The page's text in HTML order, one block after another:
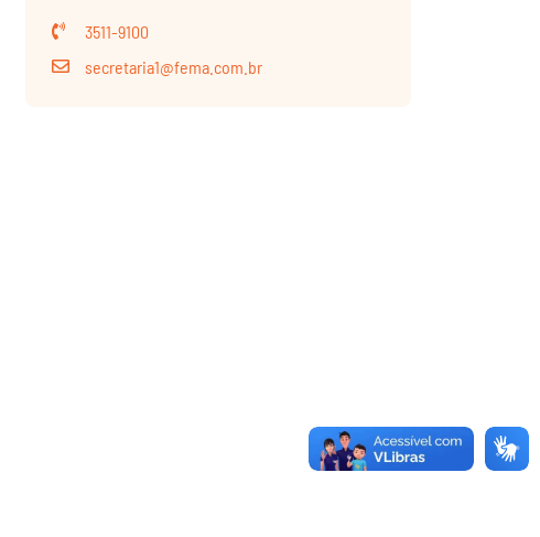
3511-9100
secretaria1@fema.com.br